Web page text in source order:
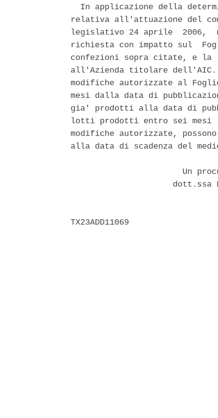
In applicazione della
relativa all'attuazione del
legislativo 24 aprile  2006,
richiesta con impatto sul
confezioni sopra citate, e
all'Azienda titolare
modifiche autorizzate al
mesi dalla data di
gia' prodotti alla data di
lotti prodotti entro sei
modifiche autorizzate,
alla data di scadenza del
Un